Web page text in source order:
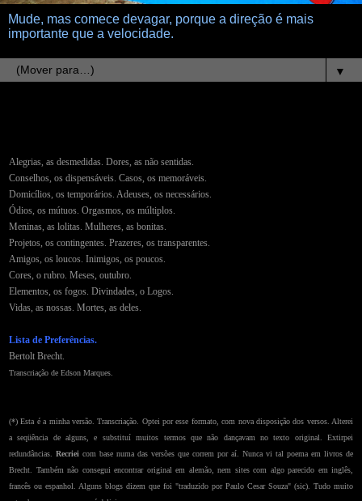
Mude, mas comece devagar, porque a direção é mais
importante que a velocidade.
▼
Alegrias, as desmedidas. Dores, as não sentidas.
Conselhos, os dispensáveis. Casos, os memoráveis.
Domicílios, os temporários. Adeuses, os necessários.
Ódios, os mútuos. Orgasmos, os múltiplos.
Meninas, as lolitas. Mulheres, as bonitas.
Projetos, os contingentes. Prazeres, os transparentes.
Amigos, os loucos. Inimigos, os poucos.
Cores, o rubro. Meses, outubro.
Elementos, os fogos. Divindades, o Logos.
Vidas, as nossas. Mortes, as deles.
Lista de Preferências.
Bertolt Brecht.
Transcriação de Edson Marques.
(*) Esta é a minha versão. Transcriação. Optei por esse formato, com nova disposição dos versos. Alterei
a seqüência de alguns, e substituí muitos termos que não dançavam no texto original. Extirpei
redundâncias. Recriei com base numa das versões que correm por aí. Nunca vi tal poema em livros de
Brecht. Também não consegui encontrar original em alemão, nem sites com algo parecido em inglês,
francês ou espanhol. Alguns blogs dizem que foi "traduzido por Paulo Cesar Souza" (sic). Tudo muito